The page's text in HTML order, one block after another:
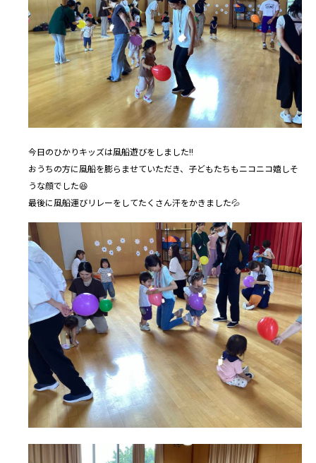
今日のひかりキッズは風船遊びをしました‼️
おうちの方に風船を膨らませていただき、子どもたちもニコニコ嬉しそ
うな顔でした😆
最後に風船運びリレーをしてたくさん汗をかきました💦